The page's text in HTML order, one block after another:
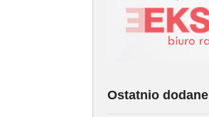
Ostatnio dodane